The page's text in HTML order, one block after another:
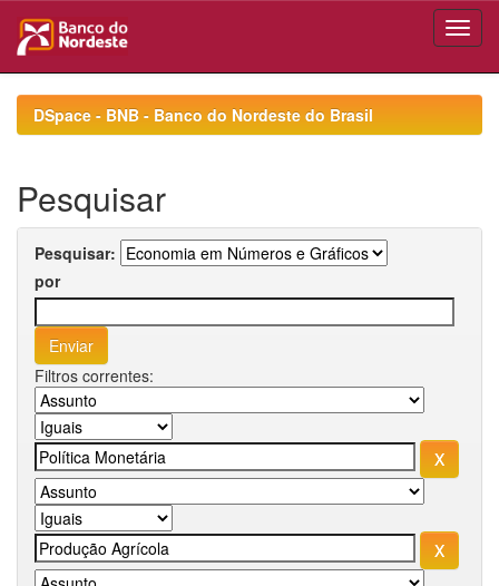
navigationDSpace - BNB - Banco do Nordeste do Brasil
Pesquisar
Pesquisar:
por
Filtros correntes: